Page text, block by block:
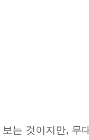
는 것이지만, 무